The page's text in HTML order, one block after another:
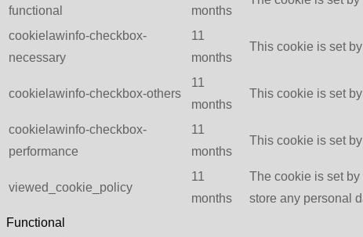
functional
months
cookielawinfo-checkbox-
necessary
11
months
This cookie is set
cookielawinfo-checkbox-others
11
months
This cookie is set
cookielawinfo-checkbox-
performance
11
months
This cookie is set
viewed_cookie_policy
11
months
The cookie is set
store any personal
Functional